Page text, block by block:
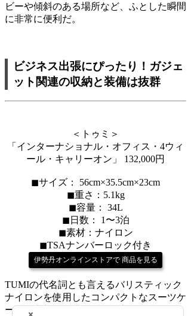
ビーや傾斜のある場所など、ふとした瞬間
に非常に便利だ。
ビジネス出張にぴったり！ガジェ
ット関連の収納と装備は抜群
＜トゥミ＞
「インターナショナル・オフィス・4ウィ
ール・キャリーオン」 132,000円
◼︎サイズ： 56cm×35.5cm×23cm
◼︎重さ：5.1kg
◼︎容量： 34L
◼︎日数： 1〜3泊
◼︎素材：ナイロン
◼︎TSAナンバーロック付き
伊勢丹オンラインストアで 商品を見る
TUMIの代名詞とも言えるバリスティック
ナイロンを使用したコンパクトなスーツケ
ース。内部に保護パットが入ったPC用の